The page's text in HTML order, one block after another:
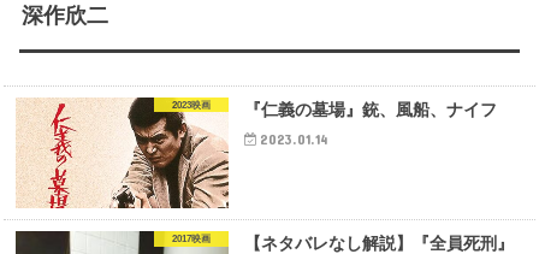
深作欣二
2023映画 『仁義の墓場』銃、風船、ナイフ
2023.01.14
2017映画
【ネタバレなし解説】『全員死刑』